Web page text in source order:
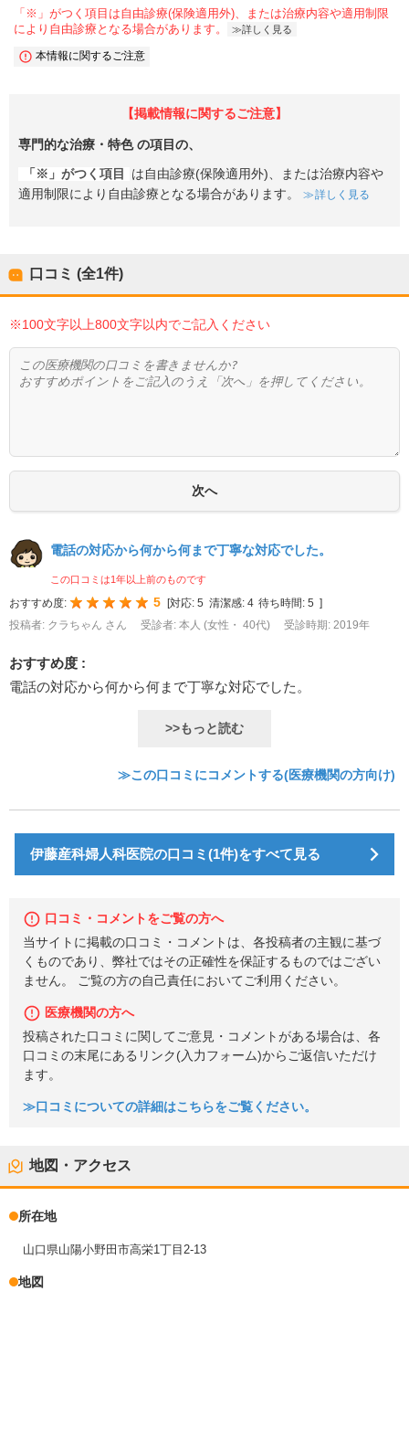
「※」がつく項目は自由診療(保険適用外)、または治療内容や適用制限
により自由診療となる場合があります。
詳しく見る
本情報に関するご注意
【掲載情報に関するご注意】
専門的な治療・特色の項目の、
「※」がつく項目
は自由診療(保険適用外)、または治療内容や
適用制限により自由診療となる場合があります。
詳しく見る
口コミ (全1件)
※100文字以上800文字以内でご記入ください
電話の対応から何から何まで丁寧な対応でした。
この口コミは1年以上前のものです
おすすめ度: 5 対応: 5 清潔感: 4 待ち時間: 5
投稿者: クラちゃん さん
受診者: 本人 (女性・ 40代) 受診時期: 2019年
おすすめ度 :
電話の対応から何から何まで丁寧な対応でした。
>>もっと読む
≫この口コミにコメントする(医療機関の方向け)
伊藤産科婦人科医院の口コミ(1件)をすべて見る
口コミ・コメントをご覧の方へ
当サイトに掲載の口コミ・コメントは、各投稿者の主観に基づ
くものであり、弊社ではその正確性を保証するものではござい
ません。 ご覧の方の自己責任においてご利用ください。
医療機関の方へ
投稿された口コミに関してご意見・コメントがある場合は、各
口コミの末尾にあるリンク(入力フォーム)からご返信いただけ
ます。
≫口コミについての詳細はこちらをご覧ください。
地図・アクセス
所在地
山口県山陽小野田市高栄1丁目2-13
地図